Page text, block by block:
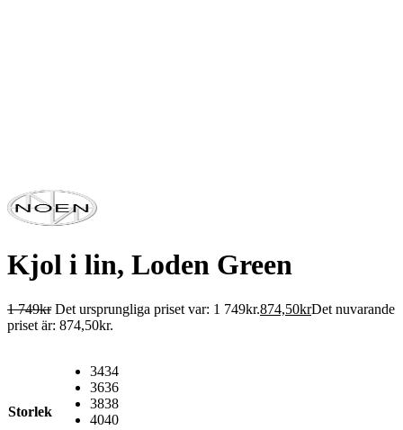
Kjol i lin, Loden Green
1 749kr Det ursprungliga priset var: 1 749kr.874,50krDet nuvarande
priset är: 874,50kr.
Storlek
3434
3636
3838
4040